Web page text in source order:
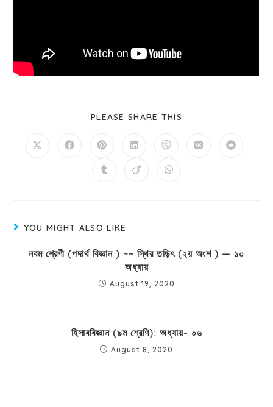
PLEASE SHARE THIS
YOU MIGHT ALSO LIKE
নবম শ্রেণী (পদার্থ বিজ্ঞান ) ~~ স্থির তড়িৎ (২য় অংশ ) — ১০
অধ্যায়
August 19, 2020
হিসাববিজ্ঞান (৯ম শ্রেণি): অধ্যায়- ০৬
August 8, 2020